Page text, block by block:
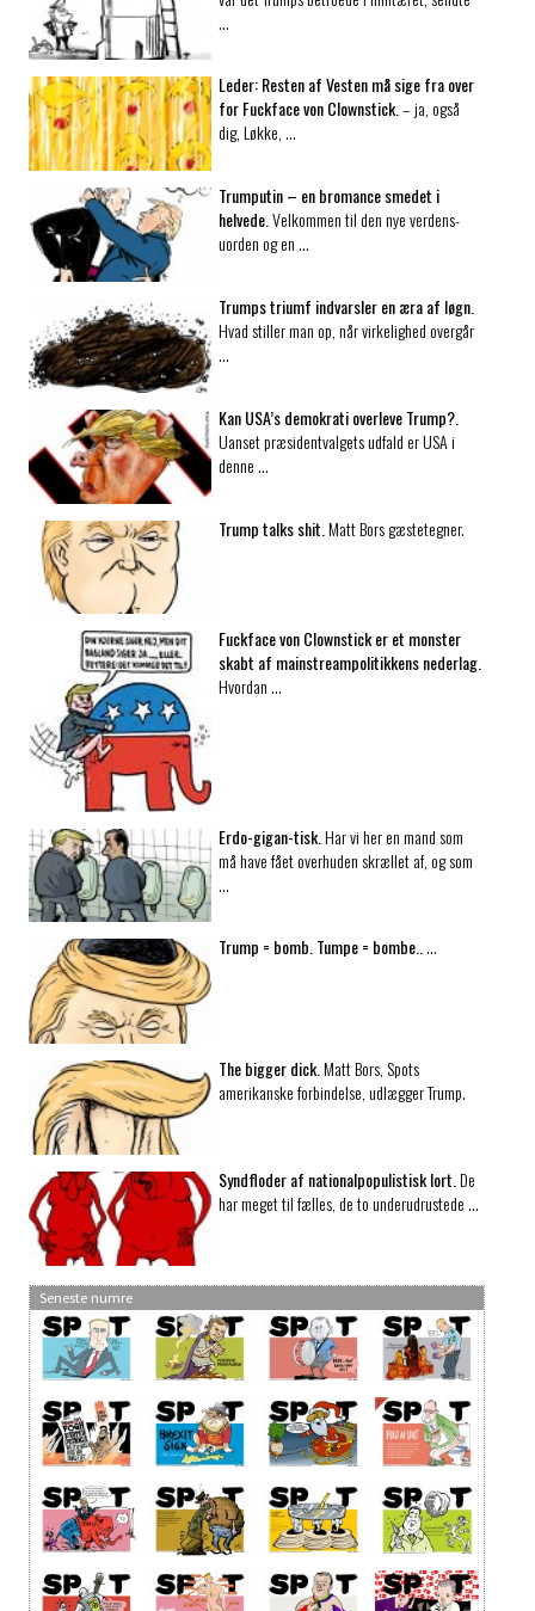
…
Leder:Resten af Vesten må sige fra over
for Fuckface von Clownstick.– ja, også
dig, Løkke, …
Trumputin – en bromance smedet i
helvede. Velkommen til den nye verdens-
uorden og en …
Trumps triumf indvarsler en æra af løgn.
Hvad stiller man op, når virkelighed overgår
…
Kan USA’s demokrati overleve Trump?.
Uanset præsidentvalgets udfald er USA i
denne …
Trump talks shit. Matt Bors gæstetegner.
Fuckface von Clownstick er et monster
skabt af mainstream­politikkens nederlag.
Hvordan …
Erdo-gigan-tisk. Har vi her en mand som
må have fået overhuden skrællet af, og som
…
Trump = bomb. Tumpe = bombe..…
The bigger dick. Matt Bors, Spots
amerikanske forbindelse, udlægger Trump.
Syndfloder af nationalpopulistisk lort. De
har meget til fælles, de to underudrustede …
Seneste numre